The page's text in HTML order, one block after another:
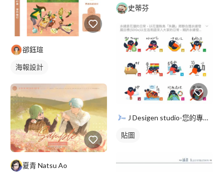
郤鈺瑄
海報設計
夏青 Natsu Ao
史蒂芬
J Desigen studio-您的專屬平面設計師
貼圖